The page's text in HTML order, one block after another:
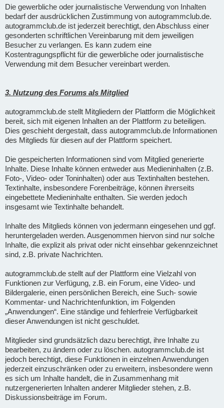
Die gewerbliche oder journalistische Verwendung von Inhalten
bedarf der ausdrücklichen Zustimmung von autogrammclub.de.
autogrammclub.de ist jederzeit berechtigt, den Abschluss einer
gesonderten schriftlichen Vereinbarung mit dem jeweiligen
Besucher zu verlangen. Es kann zudem eine
Kostentragungspflicht für die gewerbliche oder journalistische
Verwendung mit dem Besucher vereinbart werden.
3. Nutzung des Forums als Mitglied
autogrammclub.de stellt Mitgliedern der Plattform die Möglichkeit
bereit, sich mit eigenen Inhalten an der Plattform zu beteiligen.
Dies geschieht dergestalt, dass autogrammclub.de Informationen
des Mitglieds für diesen auf der Plattform speichert.
Die gespeicherten Informationen sind vom Mitglied generierte
Inhalte. Diese Inhalte können entweder aus Medieninhalten (z.B.
Foto-, Video- oder Toninhalten) oder aus Textinhalten bestehen.
Textinhalte, insbesondere Forenbeiträge, können ihrerseits
eingebettete Medieninhalte enthalten. Sie werden jedoch
insgesamt wie Textinhalte behandelt.
Inhalte des Mitglieds können von jedermann eingesehen und ggf.
heruntergeladen werden. Ausgenommen hiervon sind nur solche
Inhalte, die explizit als privat oder nicht einsehbar gekennzeichnet
sind, z.B. private Nachrichten.
autogrammclub.de stellt auf der Plattform eine Vielzahl von
Funktionen zur Verfügung, z.B. ein Forum, eine Video- und
Bildergalerie, einen persönlichen Bereich, eine Such- sowie
Kommentar- und Nachrichtenfunktion, im Folgenden
„Anwendungen“. Eine ständige und fehlerfreie Verfügbarkeit
dieser Anwendungen ist nicht geschuldet.
Mitglieder sind grundsätzlich dazu berechtigt, ihre Inhalte zu
bearbeiten, zu ändern oder zu löschen. autogrammclub.de ist
jedoch berechtigt, diese Funktionen in einzelnen Anwendungen
jederzeit einzuschränken oder zu erweitern, insbesondere wenn
es sich um Inhalte handelt, die in Zusammenhang mit
nutzergenerierten Inhalten anderer Mitglieder stehen, z.B.
Diskussionsbeiträge im Forum.